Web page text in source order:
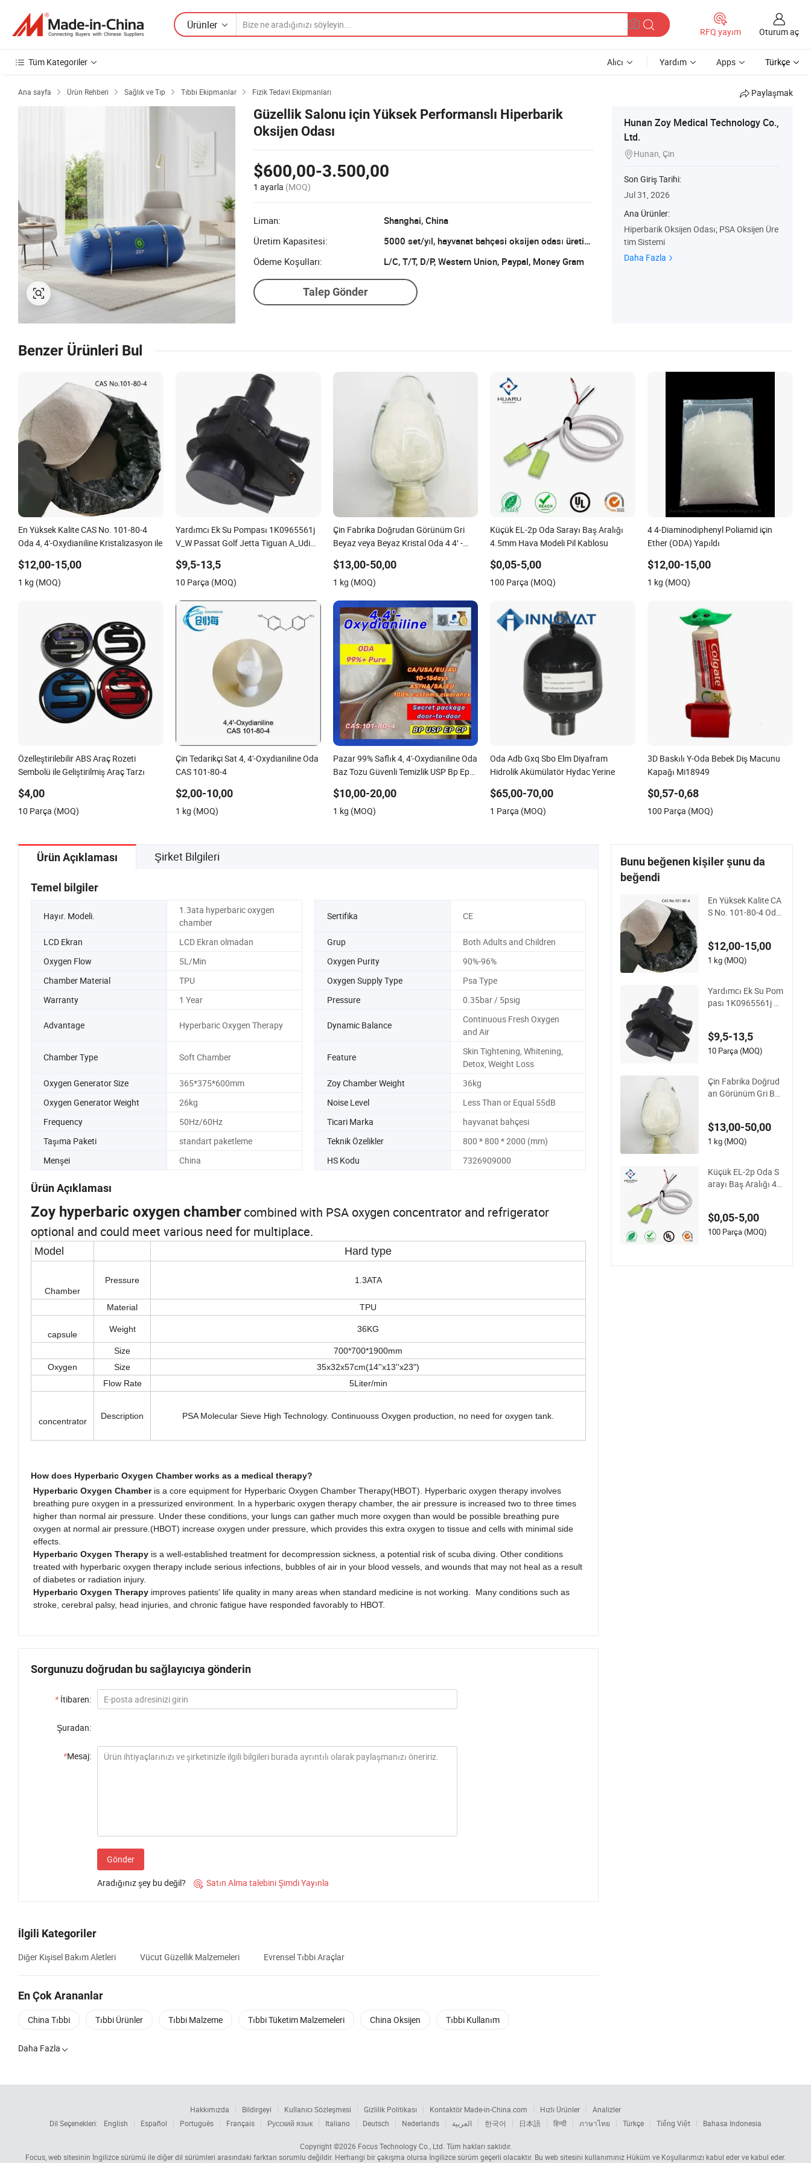
Ürünler
RFQ yayım Oturum aç
Tüm Kategoriler Alıcı Yardım Apps Türkçe
Ana sayfa  Ürün Rehberi  Sağlık ve Tıp  Tıbbi Ekipmanlar  Fizik Tedavi Ekipmanları Paylaşmak
Güzellik Salonu için Yüksek Performanslı Hiperbarik
Oksijen Odası
$600,00-3.500,00
1 ayarla (MOQ)
Liman:
Shanghai, China
Üretim Kapasitesi:
5000 set/yıl, hayvanat bahçesi oksijen odası üretimi
Ödeme Koşulları:
L/C, T/T, D/P, Western Union, Paypal, Money Gram
Talep Gönder
Hunan Zoy Medical Technology Co.,
Ltd.
Hunan, Çin
Son Giriş Tarihi:
Jul 31, 2026
Ana Ürünler:
Hiperbarik Oksijen Odası; PSA Oksijen Üre
tim Sistemi
Daha Fazla
Benzer Ürünleri Bul
En Yüksek Kalite CAS No. 101-80-4
Oda 4, 4'-Oxydianiline Kristalizasyon ile
$12,00-15,00
1 kg (MOQ)
Yardımcı Ek Su Pompası 1K0965561j
V_W Passat Golf Jetta Tiguan A_Udi
$9,5-13,5
10 Parça (MOQ)
Çin Fabrika Doğrudan Görünüm Gri
Beyaz veya Beyaz Kristal Oda 4 4′ -
$13,00-50,00
1 kg (MOQ)
Küçük EL-2p Oda Sarayı Baş Aralığı
4.5mm Hava Modeli Pil Kablosu
$0,05-5,00
100 Parça (MOQ)
4 4-Diaminodiphenyl Poliamid için
Ether (ODA) Yapıldı
$12,00-15,00
1 kg (MOQ)
Özelleştirilebilir ABS Araç Rozeti
Sembolü ile Geliştirilmiş Araç Tarzı
$4,00
10 Parça (MOQ)
Çin Tedarikçi Sat 4, 4'-Oxydianiline Oda
CAS 101-80-4
$2,00-10,00
1 kg (MOQ)
Pazar 99% Saflık 4, 4'-Oxydianiline Oda
Baz Tozu Güvenli Temizlik USP Bp Ep
Avrupa Avustralya
$10,00-20,00
1 kg (MOQ)
Oda Adb Gxq Sbo Elm Diyafram
Hidrolik Akümülatör Hydac Yerine
$65,00-70,00
1 Parça (MOQ)
3D Baskılı Y-Oda Bebek Diş Macunu
Kapağı Mi18949
$0,57-0,68
100 Parça (MOQ)
Ürün Açıklaması Şirket Bilgileri
Temel bilgiler
Hayır. Modeli.
1.3ata hyperbaric oxygen
chamber
Sertifika CE
LCD Ekran LCD Ekran olmadan Grup
Both Adults and Children
Oxygen Flow
5L/Min Oxygen Purity
90%-96%
Chamber Material
TPU Oxygen Supply Type
Psa Type
Warranty
1 Year Pressure 0.35bar / 5psig
Advantage Hyperbaric Oxygen Therapy Dynamic Balance
Continuous Fresh Oxygen
and Air
Chamber Type Soft Chamber Feature
Skin Tightening, Whitening,
Detox, Weight Loss
Oxygen Generator Size
365*375*600mm Zoy Chamber Weight
36kg
Oxygen Generator Weight
26kg Noise Level
Less Than or Equal 55dB
Frequency
50Hz/60Hz Ticari Marka
hayvanat bahçesi
Taşıma Paketi
standart paketleme Teknik Özelikler
800 * 800 * 2000 (mm)
Menşei
China HS Kodu 7326909000
Ürün Açıklaması
Zoy hyperbaric oxygen chambercombined with PSA oxygen concentrator and refrigerator
optional and could meet various need for multiplace.
Model Hard type
Chamber
Pressure 1.3ATA
Material TPU
capsule
Weight 36KG
Size
700*700*1900mm
Oxygen
Size
35x32x57cm(14''x13''x23")
Flow Rate
5Liter/min
concentrator
Description PSA Molecular Sieve High Technology. Continuouss Oxygen production, no need for oxygen tank.
How does Hyperbaric Oxygen Chamber works as a medical therapy?
Hyperbaric Oxygen Chamber is a core equipment for Hyperbaric Oxygen Chamber Therapy(HBOT). Hyperbaric oxygen therapy involves
breathing pure oxygen in a pressurized environment. In a hyperbaric oxygen therapy chamber, the air pressure is increased two to three times
higher than normal air pressure. Under these conditions, your lungs can gather much more oxygen than would be possible breathing pure
oxygen at normal air pressure.(HBOT) increase oxygen under pressure, which provides this extra oxygen to tissue and cells with minimal side
effects.
Hyperbaric Oxygen Therapy is a well-established treatment for decompression sickness, a potential risk of scuba diving. Other conditions
treated with hyperbaric oxygen therapy include serious infections, bubbles of air in your blood vessels, and wounds that may not heal as a result
of diabetes or radiation injury.
Hyperbaric Oxygen Therapy improves patients' life quality in many areas when standard medicine is not working. Many conditions such as
stroke, cerebral palsy, head injuries, and chronic fatigue have responded favorably to HBOT.
Sorgunuzu doğrudan bu sağlayıcıya gönderin
* İtibaren:
Şuradan:
*Mesaj:
Gönder
Aradığınız şey bu değil?  Satın Alma talebini Şimdi Yayınla
İlgili Kategoriler
Diğer Kişisel Bakım Aletleri Vücut Güzellik Malzemeleri Evrensel Tıbbi Araçlar
En Çok Arananlar
China Tıbbi Tıbbi Ürünler Tıbbi Malzeme Tıbbi Tüketim Malzemeleri China Oksijen Tıbbi Kullanım
Daha Fazla 
Bunu beğenen kişiler şunu da
beğendi
En Yüksek Kalite CA
S No. 101-80-4 Oda
$12,00-15,00
1 kg (MOQ)
Yardımcı Ek Su Pom
pası 1K0965561j V_
Sk_Oda için
$9,5-13,5
10 Parça (MOQ)
Çin Fabrika Doğrud
an Görünüm Gri Bey
Oksidiyenalin CAS 1
01-80-4
$13,00-50,00
1 kg (MOQ)
Küçük EL-2p Oda S
arayı Baş Aralığı 4.
$0,05-5,00
100 Parça (MOQ)
Hakkımızda Bildirgeyi Kullanıcı Sözleşmesi Gizlilik Politikası Kontaktör Made-in-China.com Hızlı Ürünler
Analizler
Dil Seçenekleri:
English Español Português Français Русский язык Italiano Deutsch Nederlands العربية 한국어 日本語 हिन्दी ภาษาไทย Türkçe Tiếng Việt Bahasa Indonesia
Copyright ©2026 Focus Technology Co., Ltd. Tüm hakları saklıdır.
Focus, web sitesinin İngilizce sürümü ile diğer dil sürümleri arasındaki farktan sorumlu değildir. Herhangi bir çakışma olursa İngilizce sürüm geçerli olacaktır. Bu web sitesini kullanımınız Hüküm ve Koşullarımızı kabul eder ve kabul eder.